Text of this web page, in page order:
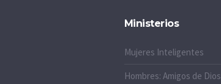
Ministerios
Mujeres Inteligentes
Hombres: Amigos de Dios